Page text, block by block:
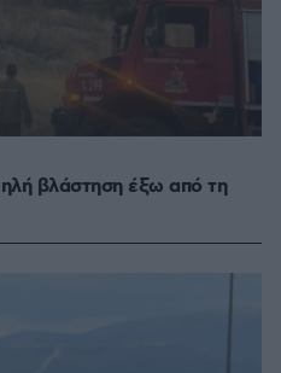
βλάστηση έξω από τη